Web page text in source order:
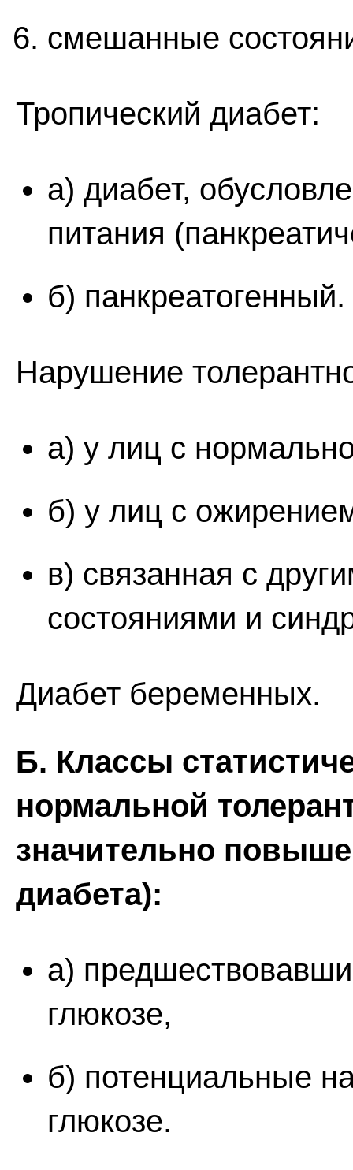
смешанные
Тропический диабет:
а) диабет,
питания
б) панкреатогенный.
Нарушение
а) у лиц с
б) у лиц с
в) связанная с
состояниями и
Диабет беременных.
Б. Классы
нормальной
значительно
диабета):
а)
глюкозе,
б) потенциальные
глюкозе.